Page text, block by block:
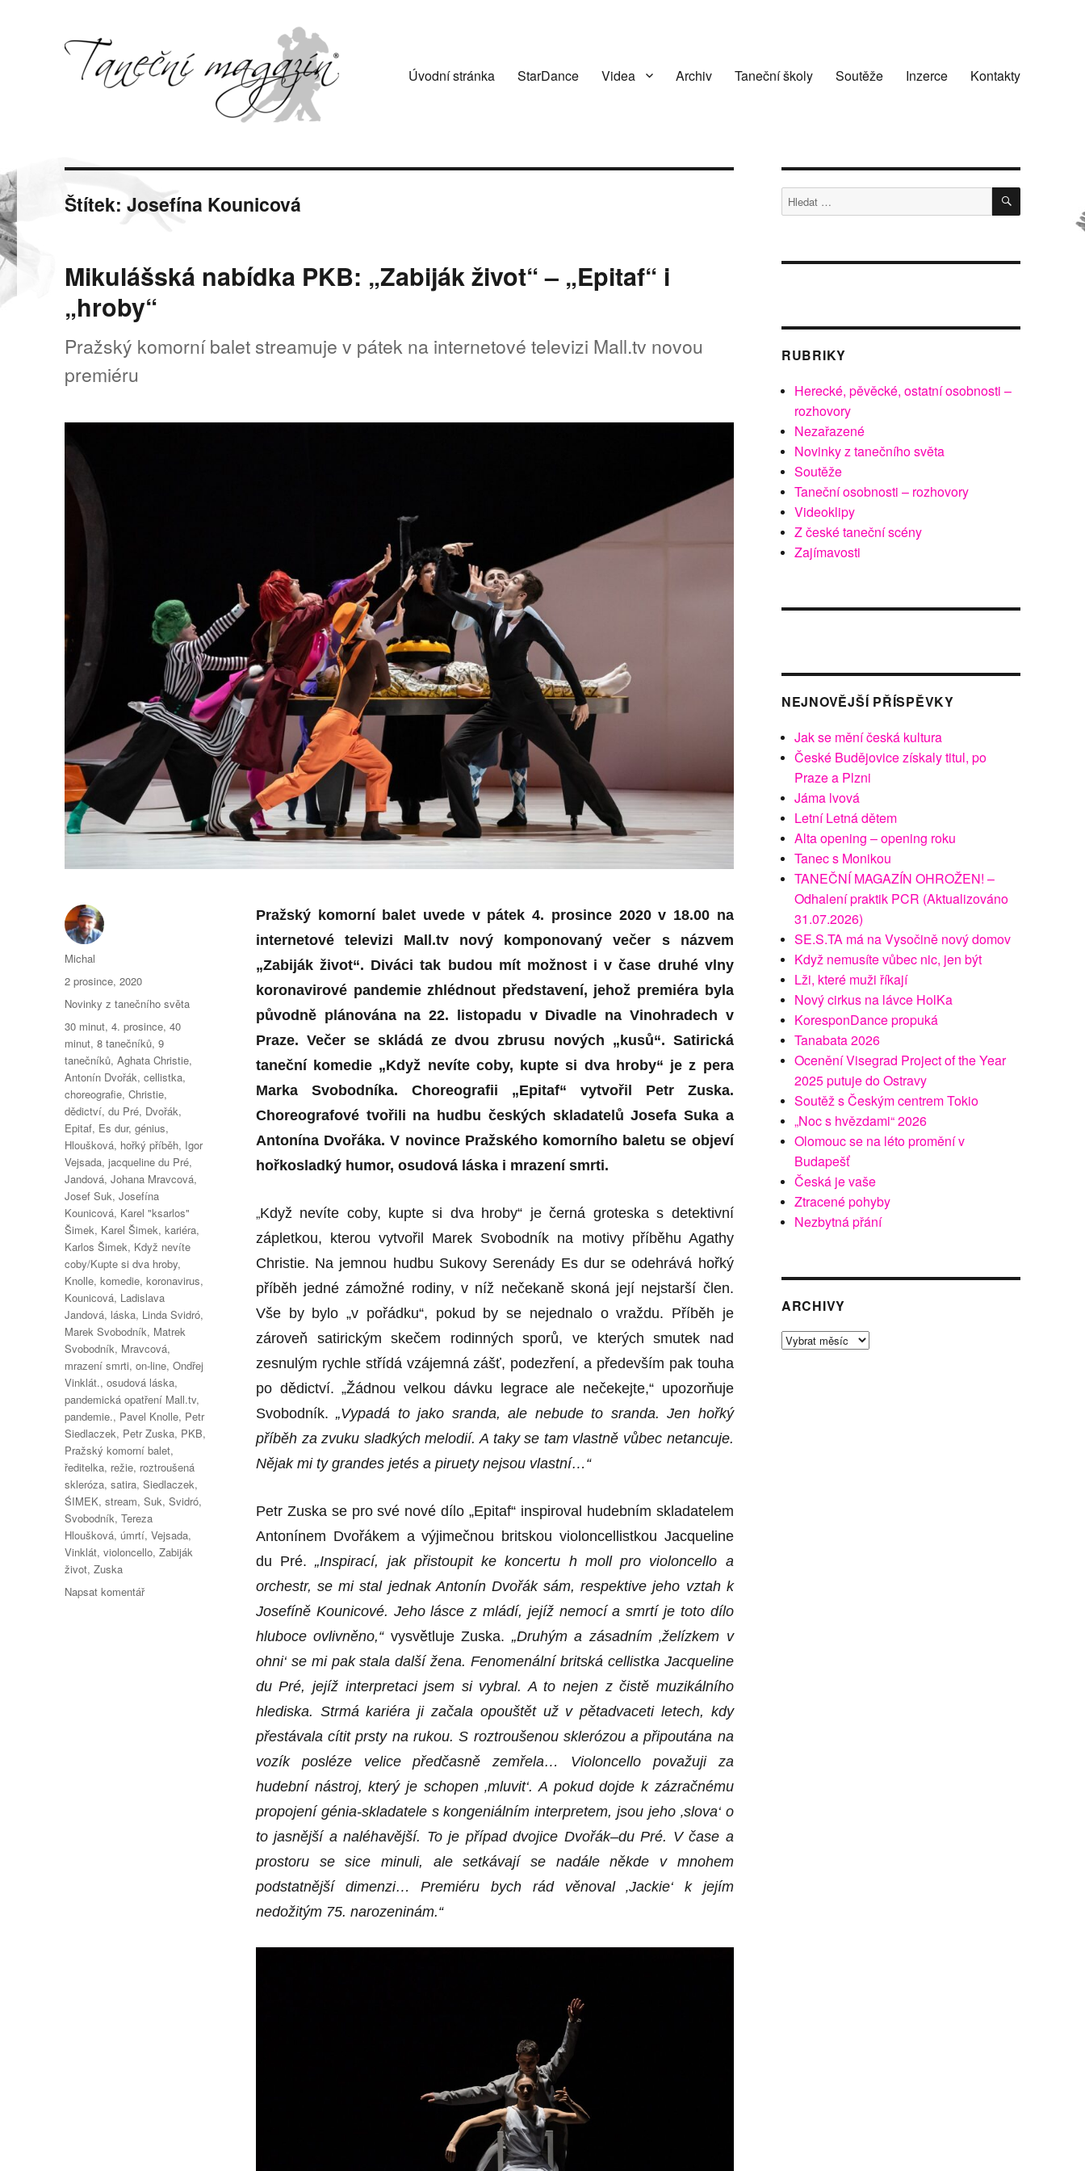
Úvodní stránka StarDance Videa Archiv Taneční školy Soutěže Inzerce Kontakty
Štítek:Josefína Kounicová
Mikulášská nabídka PKB: „Zabiják život“ – „Epitaf“ i
„hroby“
Pražský komorní balet streamuje v pátek na internetové televizi Mall.tv novou
premiéru
Pražský komorní balet uvede v pátek 4. prosince 2020 v 18.00 na
internetové televizi Mall.tv nový komponovaný večer s názvem
„Zabiják život“. Diváci tak budou mít možnost i v čase druhé vlny
koronavirové pandemie zhlédnout představení, jehož premiéra byla
původně plánována na 22. listopadu v Divadle na Vinohradech v
Praze. Večer se skládá ze dvou zbrusu nových „kusů“. Satirická
taneční komedie „Když nevíte coby, kupte si dva hroby“ je z pera
Marka Svobodníka. Choreografii „Epitaf“ vytvořil Petr Zuska.
Choreografové tvořili na hudbu českých skladatelů Josefa Suka a
Antonína Dvořáka. V novince Pražského komorního baletu se objeví
hořkosladký humor, osudová láska i mrazení smrti.
„Když nevíte coby, kupte si dva hroby“ je černá groteska s detektivní
zápletkou, kterou vytvořil Marek Svobodník na motivy příběhu Agathy
Christie. Na jemnou hudbu Sukovy Serenády Es dur se odehrává hořký
příběh jedné zámožné rodiny, v níž nečekaně skoná její nejstarší člen.
Vše by bylo „v pořádku“, pokud by se nejednalo o vraždu. Příběh je
zároveň satirickým skečem rodinných sporů, ve kterých smutek nad
zesnulým rychle střídá vzájemná zášť, podezření, a především pak touha
po dědictví. „Žádnou velkou dávku legrace ale nečekejte,“ upozorňuje
Svobodník.„Vypadá to jako sranda, ale nebude to sranda. Jen hořký
příběh za zvuku sladkých melodií. A taky se tam vlastně vůbec netancuje.
Nějak mi ty grandes jetés a piruety nejsou vlastní…“
Petr Zuska se pro své nové dílo „Epitaf“ inspiroval hudebním skladatelem
Antonínem Dvořákem a výjimečnou britskou violoncellistkou Jacqueline
du Pré.„Inspirací, jak přistoupit ke koncertu h moll pro violoncello a
orchestr, se mi stal jednak Antonín Dvořák sám, respektive jeho vztah k
Josefíně Kounicové. Jeholásce z mládí, jejíž nemocí a smrtí je toto dílo
hluboce ovlivněno,“vysvětluje Zuska. „Druhým a zásadním ‚želízkem v
ohni‘ se mi pak stala další žena. Fenomenální britská cellistka Jacqueline
du Pré, jejíž interpretaci jsem si vybral.Ato nejen z čistě muzikálního
hlediska. Strmá kariéra ji začala opouštět už v pětadvaceti letech, kdy
přestávala cítit prsty na rukou. S roztroušenou sklerózou a připoutána na
vozík posléze velice předčasně zemřela… Violoncello považuji za
hudební nástroj, který je schopen ‚mluvit‘. A pokud dojde k zázračnému
propojení génia-skladatele s kongeniálním interpretem, jsou jeho ‚slova‘ o
to jasnější a naléhavější. To je případ dvojice Dvořák–du Pré. V čase a
prostoru se sice minuli, ale setkávají se nadále někde v mnohem
podstatnější dimenzi… Premiéru bych rád věnoval ‚Jackie‘ k jejím
nedožitým 75. narozeninám.“
Autor:
Michal
Publikováno:
2 prosince, 2020
Rubriky:
Novinky z tanečního světa
Štítky:
30 minut,4. prosince,40
minut,8 tanečníků,9
tanečníků,Aghata Christie,
Antonín Dvořák,cellistka,
choreografie,Christie,
dědictví,du Pré, Dvořák,
Epitaf, Es dur,génius,
Hloušková, hořký příběh, Igor
Vejsada,jacqueline du Pré,
Jandová,Johana Mravcová,
Josef Suk,Josefína
Kounicová, Karel "ksarlos"
Šimek, Karel Šimek,kariéra,
Karlos Šimek, Když nevíte
coby/Kupte si dva hroby,
Knolle,komedie,koronavirus,
Kounicová, Ladislava
Jandová, láska, Linda Svidró,
Marek Svobodník, Matrek
Svobodník, Mravcová,
mrazení smrti,on-line,Ondřej
Vinklát.,osudová láska,
pandemická opatření Mall.tv,
pandemie., Pavel Knolle, Petr
Siedlaczek, Petr Zuska, PKB,
Pražský komorní balet,
ředitelka, režie, roztroušená
skleróza,satira,Siedlaczek,
ŚIMEK,stream,Suk,Svidró,
Svobodník,Tereza
Hloušková, úmrtí,Vejsada,
Vinklát,violoncello,Zabiják
život,Zuska
Napsat komentářpro
Hledat: HLEDÁNÍ
RUBRIKY
Herecké, pěvěcké, ostatní osobnosti –
rozhovory
Nezařazené
Novinky z tanečního světa
Soutěže
Taneční osobnosti – rozhovory
Videoklipy
Z české taneční scény
Zajímavosti
NEJNOVĚJŠÍ PŘÍSPĚVKY
Jak se mění česká kultura
České Budějovice získaly titul, po
Praze a Plzni
Jáma lvová
Letní Letná dětem
Alta opening – opening roku
Tanec s Monikou
TANEČNÍ MAGAZÍN OHROŽEN! –
Odhalení praktik PCR (Aktualizováno
31.07.2026)
SE.S.TA má na Vysočině nový domov
Když nemusíte vůbec nic, jen být
Lži, které muži říkají
Nový cirkus na lávce HolKa
KoresponDance propuká
Tanabata 2026
Ocenění Visegrad Project of the Year
2025 putuje do Ostravy
Soutěž s Českým centrem Tokio
„Noc s hvězdami“ 2026
Olomouc se na léto promění v
Budapešť
Česká je vaše
Ztracené pohyby
Nezbytná přání
ARCHIVY
Archivy